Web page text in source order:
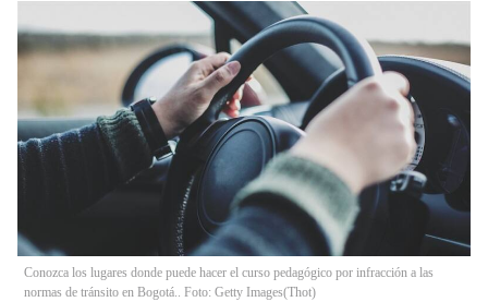
Conozca los lugares donde puede hacer el curso pedagógico por infracción a las
normas de tránsito en Bogotá.. Foto: Getty Images(Thot)